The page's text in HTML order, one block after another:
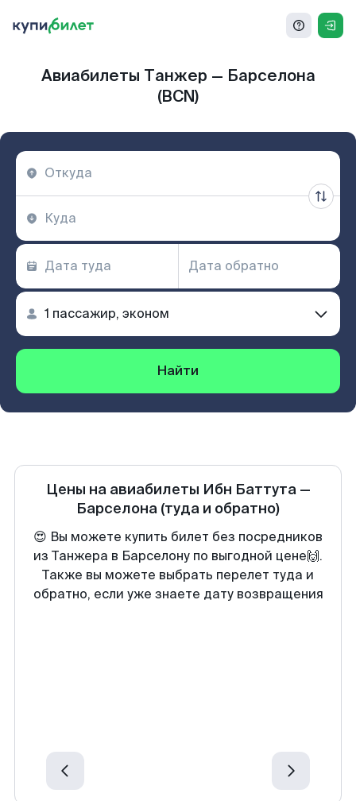
Авиабилеты Танжер — Барселона
(BCN)
Найти
Цены на авиабилеты Ибн Баттута—
Барселона (туда и обратно)
😍 Вы можете купить билет без посредников
из Танжера в Барселону по выгодной цене🙌.
Также вы можете выбрать перелет туда и
обратно, если уже знаете дату возвращения